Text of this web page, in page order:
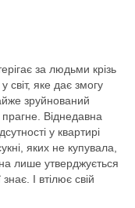
за людьми крізь
світ, яке дає змогу
зруйнований
Віднедавна
у квартирі
яких не купувала,
лише утверджується
І втілює свій